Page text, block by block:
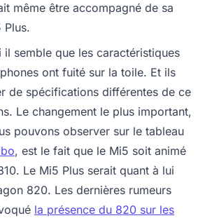
même être accompagné de sa
Plus.
il semble que les caractéristiques
ont fuité sur la toile. Et ils
de spécifications différentes de ce
Le changement le plus important,
pouvons observer sur le tableau
, est le fait que le Mi5 soit animé
Le Mi5 Plus serait quant à lui
820. Les dernières rumeurs
la présence du 820 sur les